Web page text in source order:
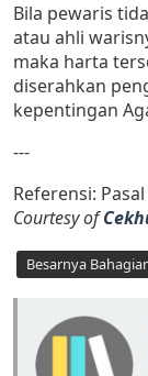
Bila pewaris
atau ahli
maka harta
diserahkan
kepentingan
---
Referensi: Pasal
Courtesy of
Besarnya